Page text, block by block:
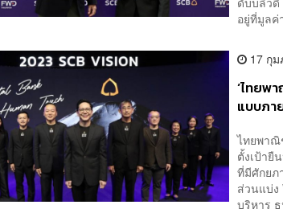
อยู่ที่มูล
17 กุ
‘ไทยพ
แบบภา
ไทยพาณิ
ตั้งเป้ายื
ที่มีศักยภ
ส่วนแบ่ง
บริหาร